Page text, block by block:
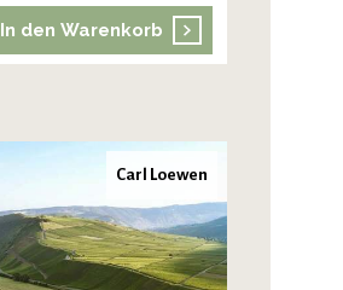
In den Warenkorb
Carl Loewen